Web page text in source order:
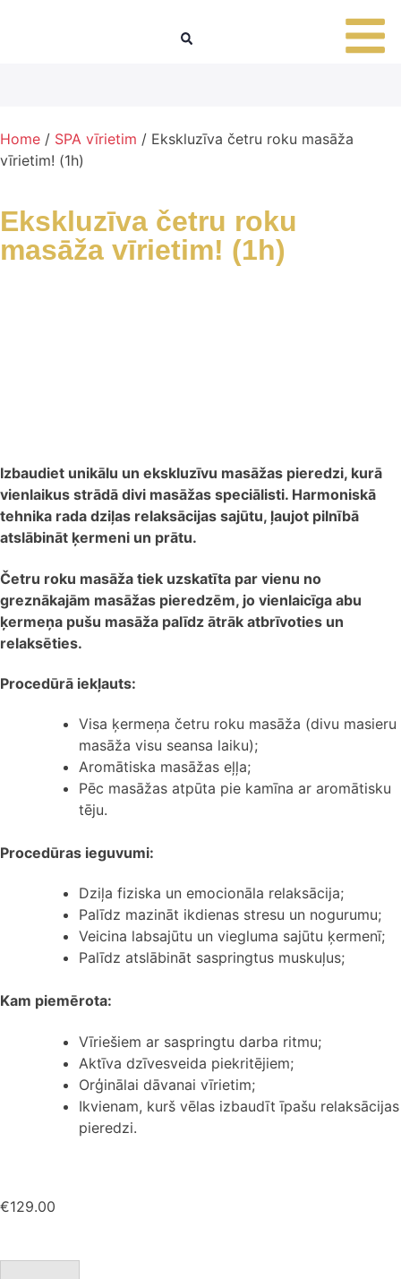
Home / SPA vīrietim / Ekskluzīva četru roku masāža
vīrietim! (1h)
Ekskluzīva četru roku
masāža vīrietim! (1h)
Izbaudiet unikālu un ekskluzīvu masāžas pieredzi, kurā
vienlaikus strādā divi masāžas speciālisti. Harmoniskā
tehnika rada dziļas relaksācijas sajūtu, ļaujot pilnībā
atslābināt ķermeni un prātu.
Četru roku masāža tiek uzskatīta par vienu no
greznākajām masāžas pieredzēm, jo vienlaicīga abu
ķermeņa pušu masāža palīdz ātrāk atbrīvoties un
relaksēties.
Procedūrā iekļauts:
Visa ķermeņa četru roku masāža (divu masieru
masāža visu seansa laiku);
Aromātiska masāžas eļļa;
Pēc masāžas atpūta pie kamīna ar aromātisku
tēju.
Procedūras ieguvumi:
Dziļa fiziska un emocionāla relaksācija;
Palīdz mazināt ikdienas stresu un nogurumu;
Veicina labsajūtu un viegluma sajūtu ķermenī;
Palīdz atslābināt saspringtus muskuļus;
Kam piemērota:
Vīriešiem ar saspringtu darba ritmu;
Aktīva dzīvesveida piekritējiem;
Orģinālai dāvanai vīrietim;
Ikvienam, kurš vēlas izbaudīt īpašu relaksācijas
pieredzi.
€129.00